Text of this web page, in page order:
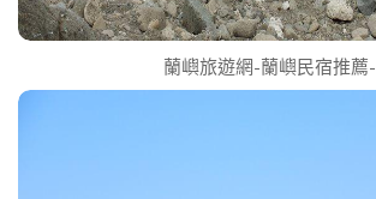
蘭嶼旅遊網-蘭嶼民宿推薦-